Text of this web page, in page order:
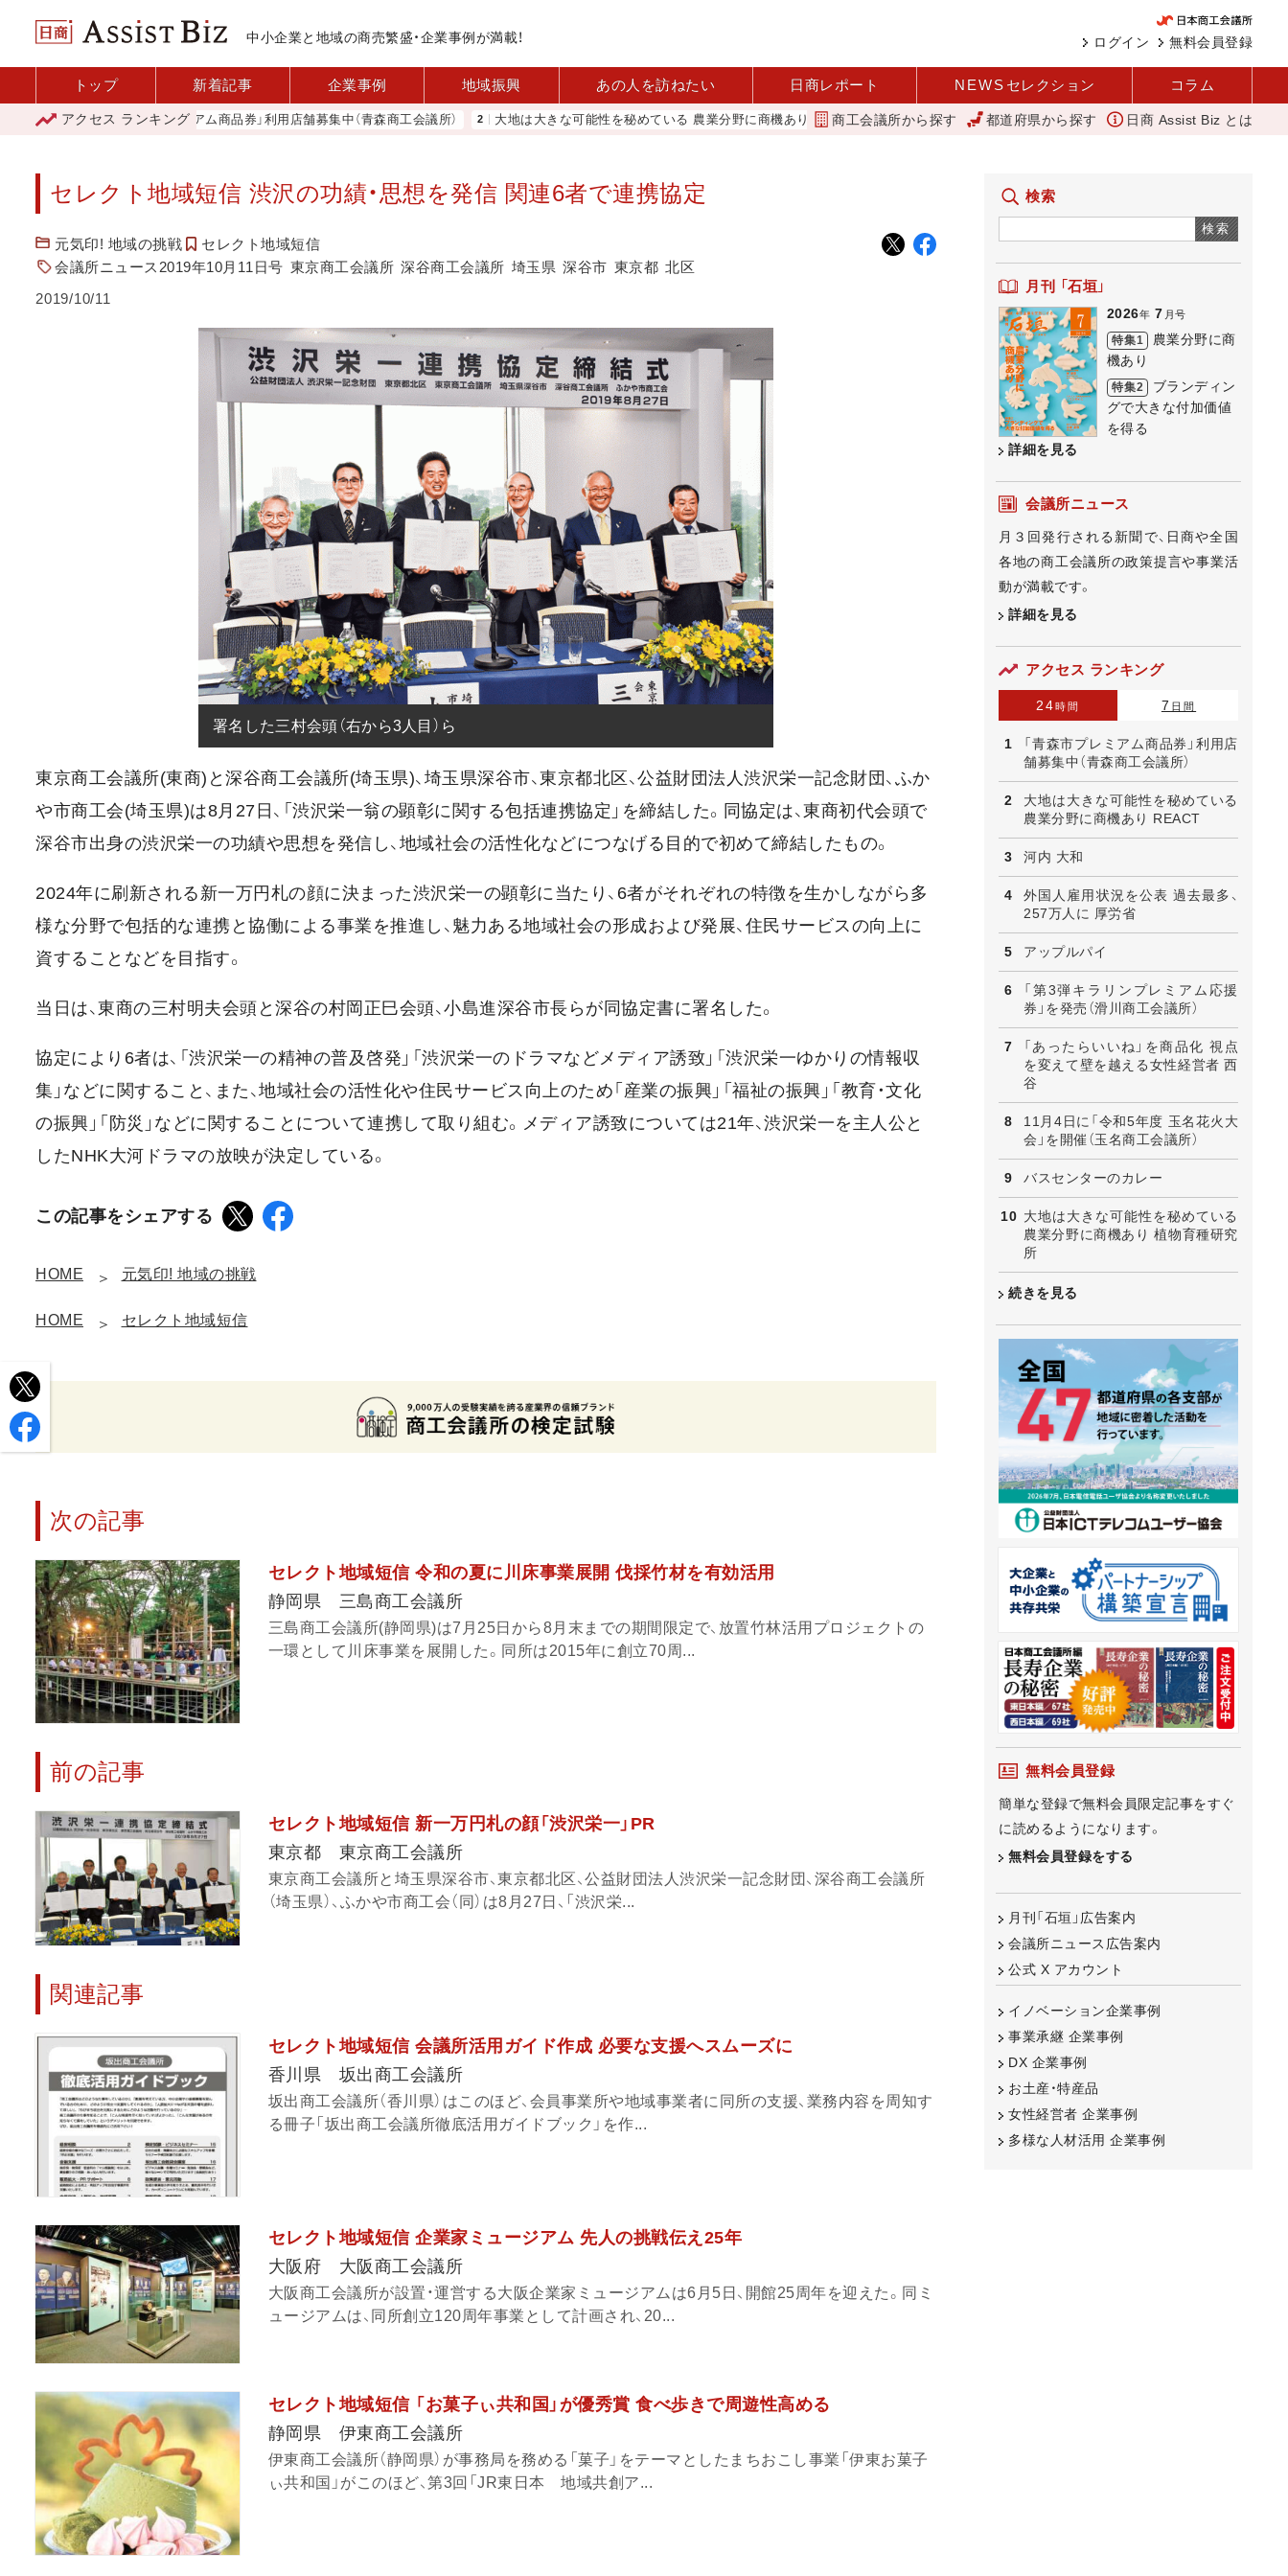
中小企業と地域の商売繁盛・企業事例が満載！ 無料会員登録
ログイン
トップ 新着記事 企業事例 地域振興 あの人を訪ねたい 日商レポート NEWS セレクション コラム
アクセス ランキング
「青森市プレミアム商品券」利用店舗募集中（青森商工会議所） 大地は大きな可能性を秘めている 農業分野に商機あり REACT 河内 大和 外国人雇用状況を公表 過去最多、257万人に 厚労省
商工会議所から探す 都道府県から探す 日商 Assist Biz とは
セレクト地域短信 渋沢の功績・思想を発信 関連6者で連携協定
元気印! 地域の挑戦
セレクト地域短信
会議所ニュース2019年10月11日号 東京商工会議所 深谷商工会議所 埼玉県 深谷市 東京都 北区
2019/10/11
署名した三村会頭（右から3人目）ら
東京商工会議所(東商)と深谷商工会議所(埼玉県)、埼玉県深谷市、東京都北区、公益財団法人渋沢栄一記念財団、ふか
や市商工会(埼玉県)は8月27日、「渋沢栄一翁の顕彰に関する包括連携協定」を締結した。同協定は、東商初代会頭で
深谷市出身の渋沢栄一の功績や思想を発信し、地域社会の活性化などにつなげる目的で初めて締結したもの。
2024年に刷新される新一万円札の顔に決まった渋沢栄一の顕彰に当たり、6者がそれぞれの特徴を生かしながら多
様な分野で包括的な連携と協働による事業を推進し、魅力ある地域社会の形成および発展、住民サービスの向上に
資することなどを目指す。
当日は、東商の三村明夫会頭と深谷の村岡正巳会頭、小島進深谷市長らが同協定書に署名した。
協定により6者は、「渋沢栄一の精神の普及啓発」「渋沢栄一のドラマなどメディア誘致」「渋沢栄一ゆかりの情報収
集」などに関すること、また、地域社会の活性化や住民サービス向上のため「産業の振興」「福祉の振興」「教育・文化
の振興」「防災」などに関することについて連携して取り組む。メディア誘致については21年、渋沢栄一を主人公と
したNHK大河ドラマの放映が決定している。
この記事をシェアする
HOME 元気印! 地域の挑戦
HOME セレクト地域短信
次の記事
セレクト地域短信 令和の夏に川床事業展開 伐採竹材を有効活用
静岡県 三島商工会議所
三島商工会議所(静岡県)は7月25日から8月末までの期間限定で、放置竹林活用プロジェクトの
一環として川床事業を展開した。同所は2015年に創立70周...
前の記事
セレクト地域短信 新一万円札の顔「渋沢栄一」PR
東京都 東京商工会議所
東京商工会議所と埼玉県深谷市、東京都北区、公益財団法人渋沢栄一記念財団、深谷商工会議所
（埼玉県）、ふかや市商工会（同）は8月27日、「渋沢栄...
関連記事
セレクト地域短信 会議所活用ガイド作成 必要な支援へスムーズに
香川県 坂出商工会議所
坂出商工会議所（香川県）はこのほど、会員事業所や地域事業者に同所の支援、業務内容を周知す
る冊子「坂出商工会議所徹底活用ガイドブック」を作...
セレクト地域短信 企業家ミュージアム 先人の挑戦伝え25年
大阪府 大阪商工会議所
大阪商工会議所が設置・運営する大阪企業家ミュージアムは6月5日、開館25周年を迎えた。同ミ
ュージアムは、同所創立120周年事業として計画され、20...
セレクト地域短信 「お菓子ぃ共和国」が優秀賞 食べ歩きで周遊性高める
静岡県 伊東商工会議所
伊東商工会議所（静岡県）が事務局を務める「菓子」をテーマとしたまちおこし事業「伊東お菓子
ぃ共和国」がこのほど、第3回「JR東日本 地域共創ア...
検索
検索
月刊 「石垣」
2026年 7 月号
特集1
農業分野に商
機あり
特集2
ブランディン
グで大きな付加価値
を得る
詳細を見る
会議所ニュース
月３回発行される新聞で、日商や全国
各地の商工会議所の政策提言や事業活
動が満載です。
詳細を見る
アクセス ランキング
24時間 7 日間
「青森市プレミアム商品券」利用店
舗募集中（青森商工会議所）
大地は大きな可能性を秘めている
農業分野に商機あり REACT
河内 大和
外国人雇用状況を公表 過去最多、
257万人に 厚労省
アップルパイ
「第3弾キラリンプレミアム応援
券」を発売（滑川商工会議所）
「あったらいいね」を商品化 視点
を変えて壁を越える女性経営者 西
谷
11月4日に「令和5年度 玉名花火大
会」を開催（玉名商工会議所）
バスセンターのカレー
大地は大きな可能性を秘めている
農業分野に商機あり 植物育種研究
所
続きを見る
無料会員登録
簡単な登録で無料会員限定記事をすぐ
に読めるようになります。
無料会員登録をする
月刊「石垣」広告案内
会議所ニュース広告案内
公式 X アカウント
イノベーション企業事例
事業承継 企業事例
DX 企業事例
お土産・特産品
女性経営者 企業事例
多様な人材活用 企業事例